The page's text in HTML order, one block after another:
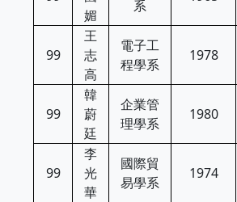
媚
系
99
王
志
高
電子工
程學系
1978
99
韓
蔚
廷
企業管
理學系
1980
99
李
光
華
國際貿
易學系
1974